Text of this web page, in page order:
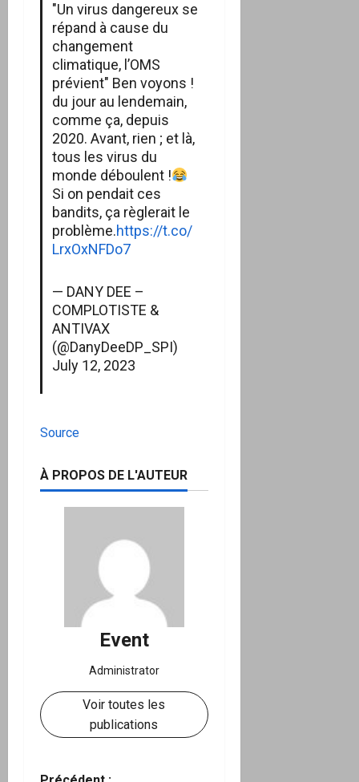
"Un virus dangereux se
répand à cause du
changement
climatique, l’OMS
prévient" Ben voyons !
du jour au lendemain,
comme ça, depuis
2020. Avant, rien ; et là,
tous les virus du
monde déboulent !
Si on pendait ces
bandits, ça règlerait le
problème.https://t.co/
LrxOxNFDo7
— DANY DEE –
COMPLOTISTE &
ANTIVAX
(@DanyDeeDP_SPI)
July 12, 2023
Source
À PROPOS DE L'AUTEUR
Event
Administrator
Voir toutes les
publications